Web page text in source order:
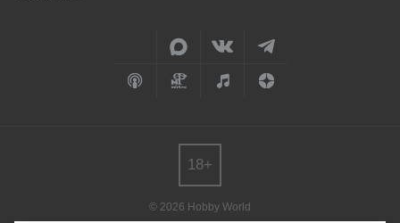
© 2026 Hobby World
18+